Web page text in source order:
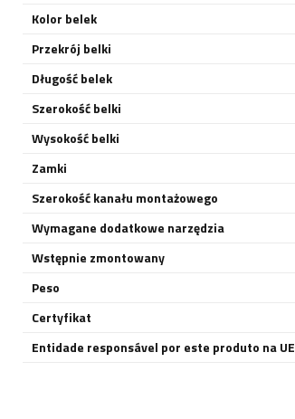
Kolor belek
Przekrój belki
Długość belek
Szerokość belki
Wysokość belki
Zamki
Szerokość kanału montażowego
Wymagane dodatkowe narzędzia
Wstępnie zmontowany
Peso
Certyfikat
Entidade responsável por este produto na UE